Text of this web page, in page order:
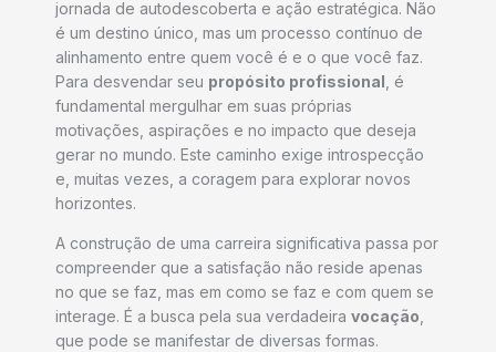
jornada de autodescoberta e ação estratégica. Não
é um destino único, mas um processo contínuo de
alinhamento entre quem você é e o que você faz.
Para desvendar seu propósito profissional , é
fundamental mergulhar em suas próprias
motivações, aspirações e no impacto que deseja
gerar no mundo. Este caminho exige introspecção
e, muitas vezes, a coragem para explorar novos
horizontes.
A construção de uma carreira significativa passa por
compreender que a satisfação não reside apenas
no que se faz, mas em como se faz e com quem se
interage. É a busca pela sua verdadeira vocação
que pode se manifestar de diversas formas.